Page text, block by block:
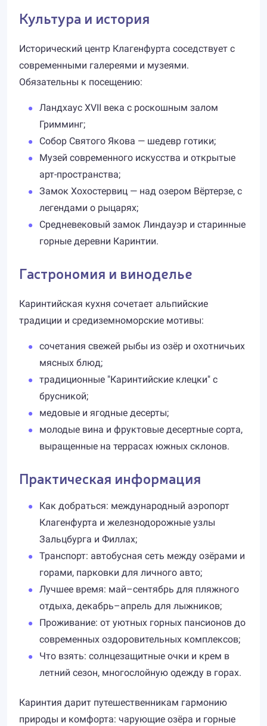
Культура и история
Исторический центр Клагенфурта соседствует с
современными галереями и музеями.
Обязательны к посещению:
Ландхаус XVII века с роскошным залом
Гримминг;
Собор Святого Якова — шедевр готики;
Музей современного искусства и открытые
арт-пространства;
Замок Хохостервиц — над озером Вёртерзе, с
легендами о рыцарях;
Средневековый замок Линдауэр и старинные
горные деревни Каринтии.
Гастрономия и виноделье
Каринтийская кухня сочетает альпийские
традиции и средиземноморские мотивы:
сочетания свежей рыбы из озёр и охотничьих
мясных блюд;
традиционные "Каринтийские клецки" с
брусникой;
медовые и ягодные десерты;
молодые вина и фруктовые десертные сорта,
выращенные на террасах южных склонов.
Практическая информация
Как добраться: международный аэропорт
Клагенфурта и железнодорожные узлы
Зальцбурга и Филлах;
Транспорт: автобусная сеть между озёрами и
горами, парковки для личного авто;
Лучшее время: май–сентябрь для пляжного
отдыха, декабрь–апрель для лыжников;
Проживание: от уютных горных пансионов до
современных оздоровительных комплексов;
Что взять: солнцезащитные очки и крем в
летний сезон, многослойную одежду в горах.
Каринтия дарит путешественникам гармонию
природы и комфорта: чарующие озёра и горные